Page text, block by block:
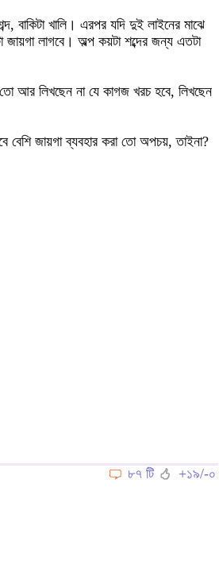
বাকিটা খালি। এরপর যদি দুই লাইনের মাঝে
লাগবে। অল্প কয়টা শব্দের জন্য এতটা
আর লিখছেন না যে কাগজ খরচ হবে, লিখছেন
বেশি জায়গা ব্যবহার করা তো অপচয়, তাইনা?
৮৭ টি +১৯/-০